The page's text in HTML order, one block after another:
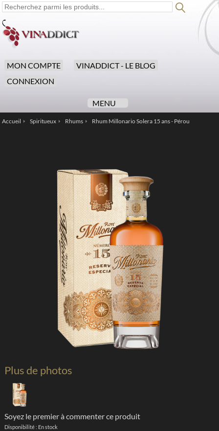
MON COMPTE
VINADDICT - LE BLOG
CONNEXION
MENU
Accueil Spiritueux Rhums Rhum Millonario Solera 15 ans - Pérou
Plus de photos
Soyez le premier à commenter ce produit
Disponibilité : En stock